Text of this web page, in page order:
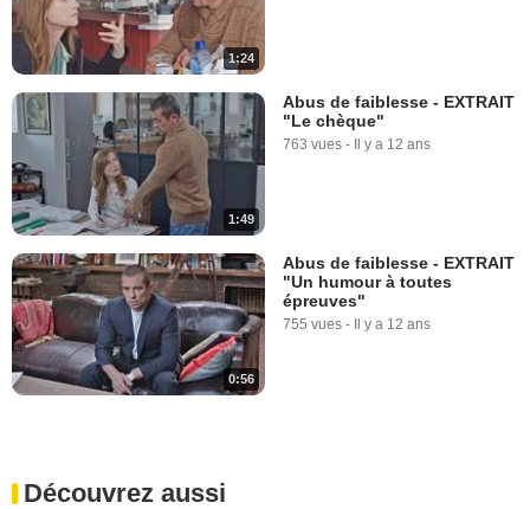
1:24
1:49
Abus de faiblesse - EXTRAIT
"Le chèque"
763 vues - Il y a 12 ans
0:56
Abus de faiblesse - EXTRAIT
"Un humour à toutes
épreuves"
755 vues - Il y a 12 ans
Découvrez aussi